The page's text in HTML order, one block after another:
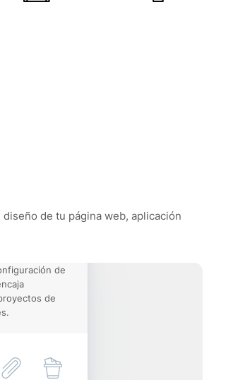
de tu página web, aplicación
de
de